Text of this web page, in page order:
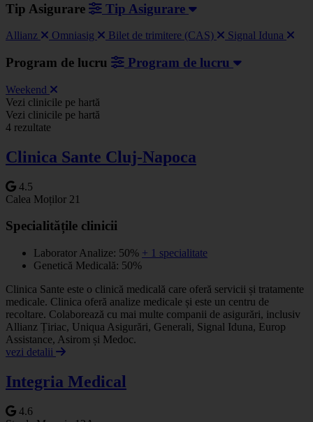
Tip Asigurare Tip Asigurare
Allianz Omniasig Bilet de trimitere (CAS) Signal Iduna
Program de lucru Program de lucru
Weekend
+
−
Vezi clinicile pe hartă
Vezi clinicile pe hartă
4 rezultate
Clinica Sante Cluj-Napoca
4.5
Calea Moților 21
Specialitățile clinicii
Laborator Analize: 50% + 1 specialitate
Genetică Medicală: 50%
Clinica Sante este o clinică medicală care oferă servicii și tratamente
medicale. Clinica oferă analize medicale și este un centru de
recoltare. Colaborează cu mai multe companii de asigurări, inclusiv
Allianz Țiriac, Uniqua Asigurări, Generali, Signal Iduna, Europ
Assistance, Asirom și Medoc.
vezi detalii
Integria Medical
4.6